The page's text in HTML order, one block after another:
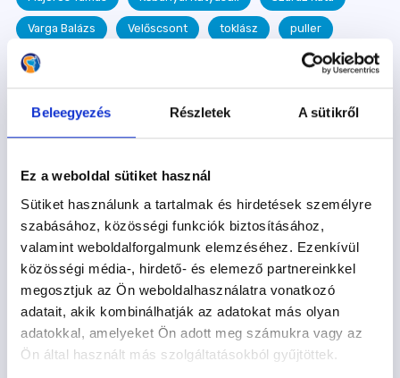
Beleegyezés Részletek A sütikről
Ez a weboldal sütiket használ
Sütiket használunk a tartalmak és hirdetések személyre
szabásához, közösségi funkciók biztosításához,
valamint weboldalforgalmunk elemzéséhez. Ezenkívül
közösségi média-, hirdető- és elemező partnereinkkel
megosztjuk az Ön weboldalhasználatra vonatkozó
adatait, akik kombinálhatják az adatokat más olyan
adatokkal, amelyeket Ön adott meg számukra vagy az
Ön által használt más szolgáltatásokból gyűjtöttek.
Varga Balázs Velőscsont toklász puller
Dancsó Ágnes
Sáfrány Annamária terelés Kiss Barbara
vasadi Terelőkutya Oktatóközpont
egészséges étrend Frida epilepszia
táplálkozás játék
egészségügyi kisokos dog dancing Hazafi Dorka
Kelecsényi Detti agility mantrailing